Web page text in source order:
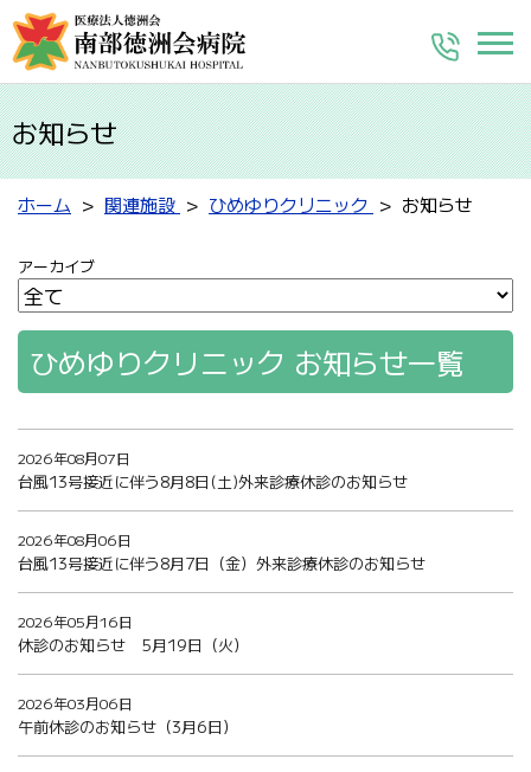
お知らせ
ホーム 関連施設 ひめゆりクリニック お知らせ
アーカイブ
ひめゆりクリニック お知らせ一覧
2026年08月07日
台風13号接近に伴う8月8日(土)外来診療休診のお知らせ
2026年08月06日
台風13号接近に伴う8月7日（金）外来診療休診のお知らせ
2026年05月16日
休診のお知らせ 5月19日（火）
2026年03月06日
午前休診のお知らせ（3月6日）